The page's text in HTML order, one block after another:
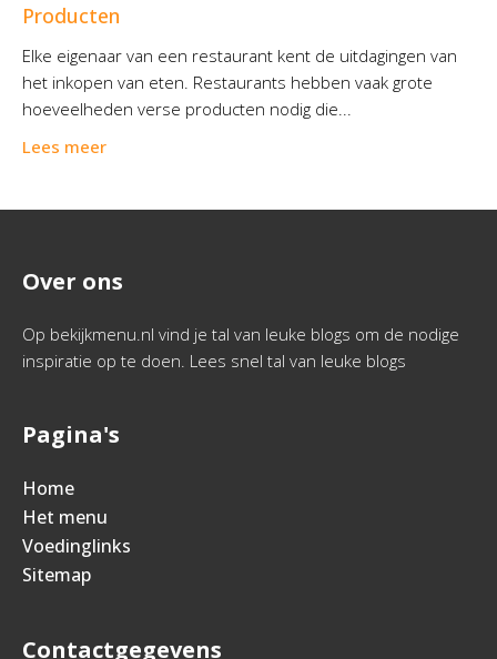
Producten
Elke eigenaar van een restaurant kent de uitdagingen van
het inkopen van eten. Restaurants hebben vaak grote
hoeveelheden verse producten nodig die...
Lees meer
Over ons
Op bekijkmenu.nl vind je tal van leuke blogs om de nodige
inspiratie op te doen. Lees snel tal van leuke blogs
Pagina's
Home
Het menu
Voedinglinks
Sitemap
Contactgegevens